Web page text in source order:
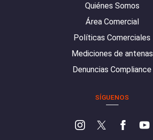
Quiénes Somos
Área Comercial
Políticas Comerciales
Mediciones de antenas
Denuncias Compliance
SÍGUENOS